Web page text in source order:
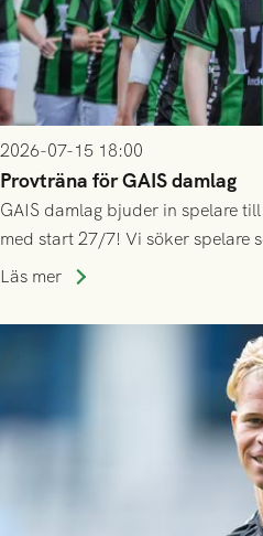
2026-07-15 18:00
Provträna för GAIS damlag
GAIS damlag bjuder in spelare
med start 27/7! Vi söker spelare
division 3-nivå.
Läs mer